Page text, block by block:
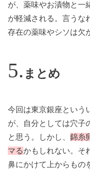
が、薬味やお漬物と一
が軽減される。言うな
存在の薬味やシソは欠
まとめ
今回は東京銀座という
が、自分としては穴子
と思う。しかし、 錦糸
マるかもしれない。そ
鼻にかけて上からもの